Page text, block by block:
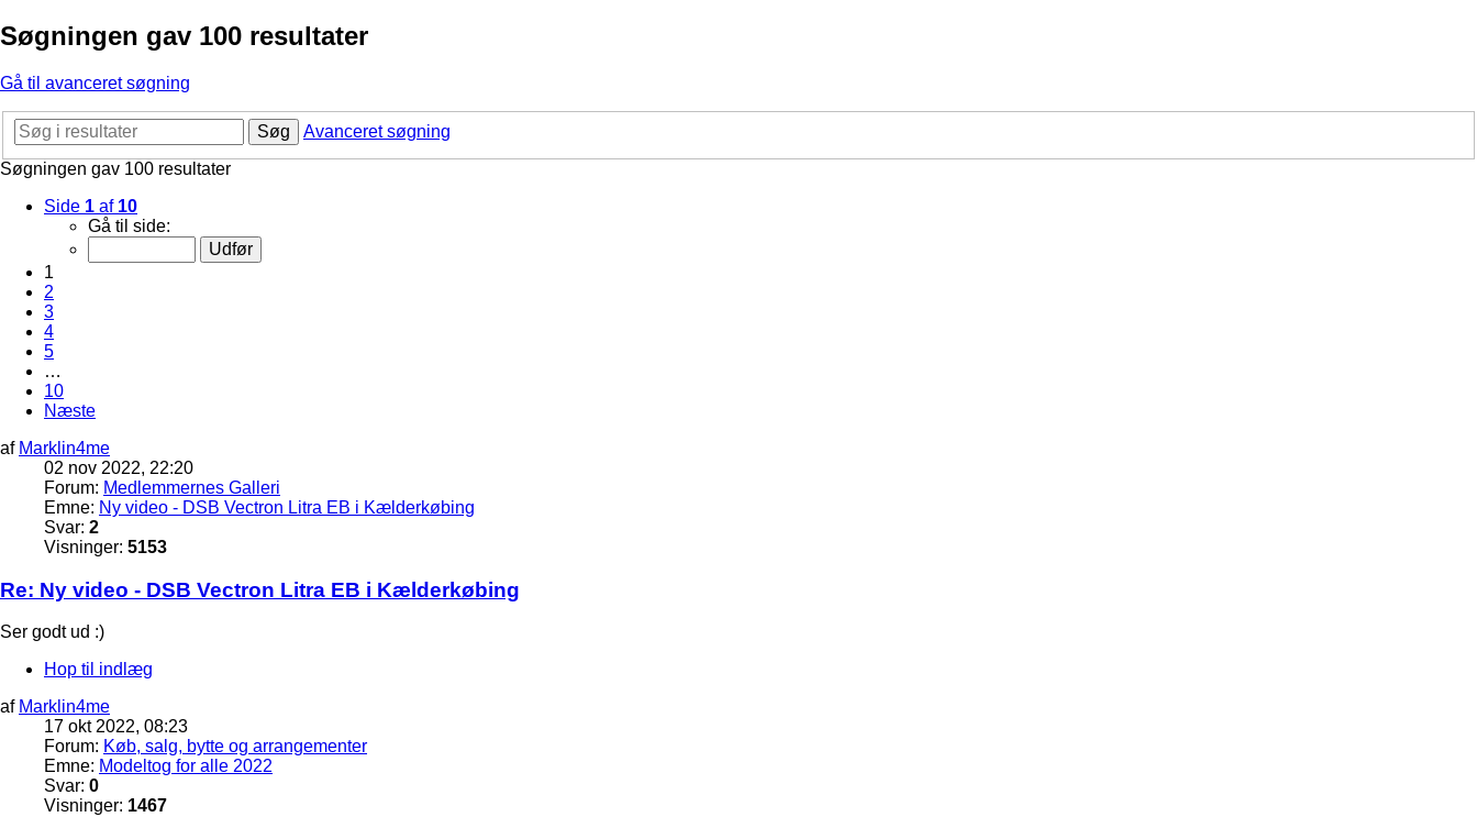
Søgningen gav 100 resultater
Gå til avanceret søgning
Søg
Avanceret søgning
Søgningen gav 100 resultater
Side 1 af 10
Gå til side:
1
2
3
4
5
…
10
Næste
af Marklin4me
02 nov 2022, 22:20
Forum: Medlemmernes Galleri
Emne: Ny video - DSB Vectron Litra EB i Kælderkøbing
Svar: 2
Visninger: 5153
Re: Ny video - DSB Vectron Litra EB i Kælderkøbing
Ser godt ud :)
Hop til indlæg
af Marklin4me
17 okt 2022, 08:23
Forum: Køb, salg, bytte og arrangementer
Emne: Modeltog for alle 2022
Svar: 0
Visninger: 1467